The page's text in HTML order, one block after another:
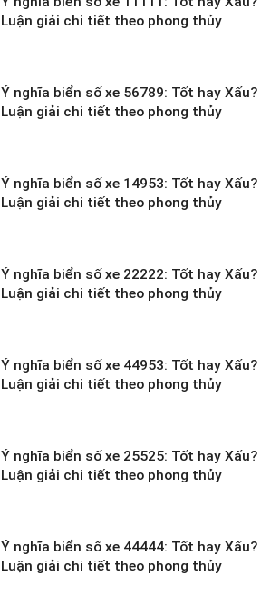
Luận giải chi tiết theo phong thủy
Ý nghĩa biển số xe 56789: Tốt hay Xấu?
Luận giải chi tiết theo phong thủy
Ý nghĩa biển số xe 14953: Tốt hay Xấu?
Luận giải chi tiết theo phong thủy
Ý nghĩa biển số xe 22222: Tốt hay Xấu?
Luận giải chi tiết theo phong thủy
Ý nghĩa biển số xe 44953: Tốt hay Xấu?
Luận giải chi tiết theo phong thủy
Ý nghĩa biển số xe 25525: Tốt hay Xấu?
Luận giải chi tiết theo phong thủy
Ý nghĩa biển số xe 44444: Tốt hay Xấu?
Luận giải chi tiết theo phong thủy